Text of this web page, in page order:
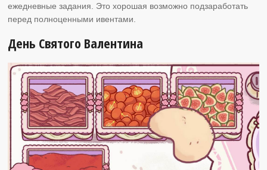
ежедневные задания. Это хорошая возможно подзаработать
перед полноценными ивентами.
День Святого Валентина